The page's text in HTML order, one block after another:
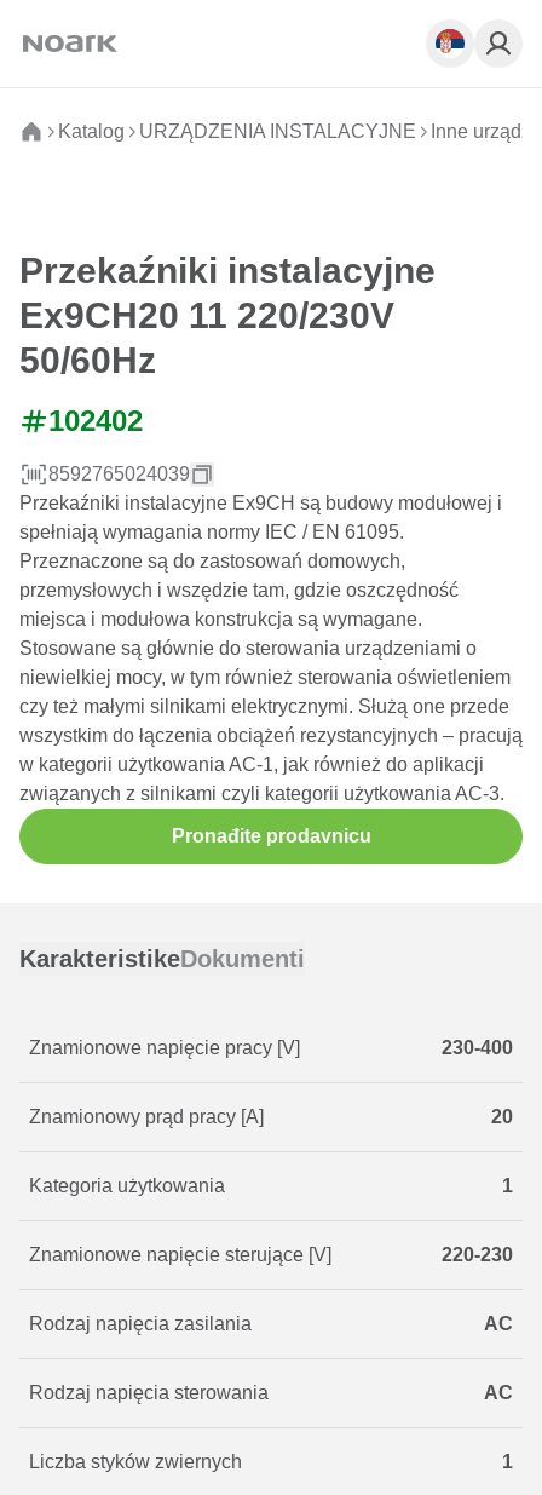
Katalog URZĄDZENIA INSTALACYJNE Inne
Przekaźniki instalacyjne
Ex9CH20 11 220/230V
50/60Hz
102402
8592765024039
Przekaźniki instalacyjne Ex9CH są budowy modułowej i
spełniają wymagania normy IEC / EN 61095.
Przeznaczone są do zastosowań domowych,
przemysłowych i wszędzie tam, gdzie oszczędność
miejsca i modułowa konstrukcja są wymagane.
Stosowane są głównie do sterowania urządzeniami o
niewielkiej mocy, w tym również sterowania oświetleniem
czy też małymi silnikami elektrycznymi. Służą one przede
wszystkim do łączenia obciążeń rezystancyjnych – pracują
w kategorii użytkowania AC-1, jak również do aplikacji
związanych z silnikami czyli kategorii użytkowania AC-3.
Pronađite prodavnicu
KarakteristikeDokumenti
Znamionowe napięcie pracy [V] 230-400
Znamionowy prąd pracy [A] 20
Kategoria użytkowania 1
Znamionowe napięcie sterujące [V] 220-230
Rodzaj napięcia zasilania AC
Rodzaj napięcia sterowania AC
Liczba styków zwiernych 1